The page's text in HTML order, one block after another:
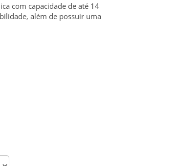
com capacidade de até 14
além de possuir uma